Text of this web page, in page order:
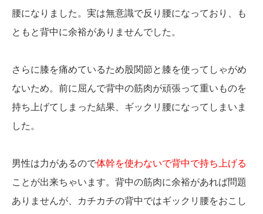
腰になりました。実は無意識で反り腰になっており、も
ともと背中に余裕がありませんでした。
さらに膝を痛めているため股関節と膝を使ってしゃがめ
ないため。前に屈んで背中の筋肉が頑張って重いものを
持ち上げてしまった結果、ギックリ腰になってしまいま
した。
男性は力があるので体幹を使わないで背中で持ち上げる
ことが出来ちゃいます。背中の筋肉に余裕があれば問題
ありませんが、カチカチの背中ではギックリ腰をおこし